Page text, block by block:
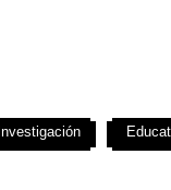
Investigación